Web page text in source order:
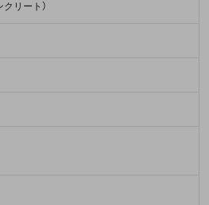
クリート）